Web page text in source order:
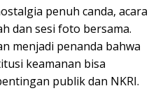
penuh canda, acara
dan sesi foto bersama.
menjadi penanda bahwa
keamanan bisa
publik dan NKRI.